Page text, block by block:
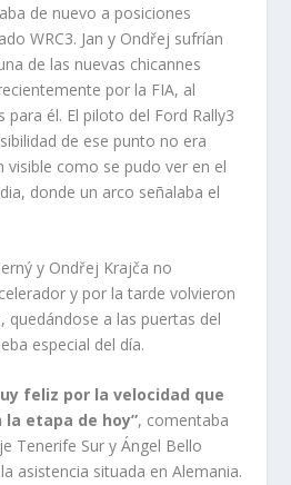
de nuevo a posiciones
WRC3. Jan y Ondřej sufrían
de las nuevas chicannes
por la FIA, al
él. El piloto del Ford Rally3
de ese punto no era
visible como se pudo ver en el
donde un arco señalaba el
y Ondřej Krajča no
y por la tarde volvieron
quedándose a las puertas del
especial del día.
feliz por la velocidad que
etapa de hoy”, comentaba
Tenerife Sur y Ángel Bello
asistencia situada en Alemania.